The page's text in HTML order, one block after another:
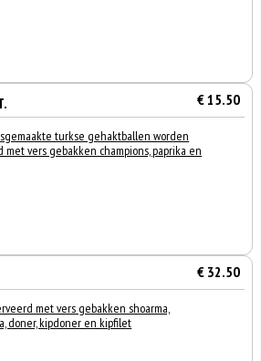
€ 15.50
turkse gehaktballen worden
met vers gebakken champions, paprika en
€ 32.50
met vers gebakken shoarma,
doner, kipdoner en kipfilet